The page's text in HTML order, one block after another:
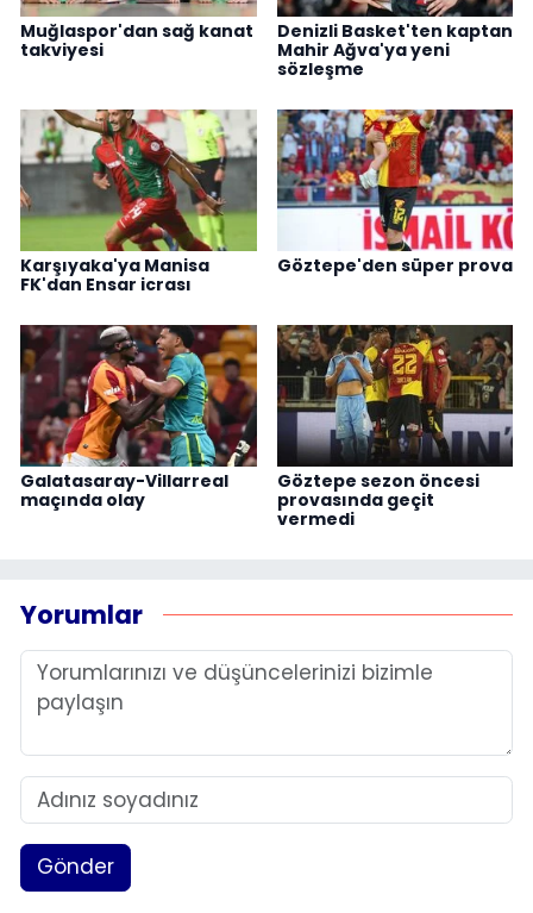
Muğlaspor'dan sağ kanat
takviyesi
Denizli Basket'ten kaptan
Mahir Ağva'ya yeni
sözleşme
Karşıyaka'ya Manisa
FK'dan Ensar icrası
Göztepe'den süper prova
Galatasaray-Villarreal
maçında olay
Göztepe sezon öncesi
provasında geçit
vermedi
Yorumlar
Gönder